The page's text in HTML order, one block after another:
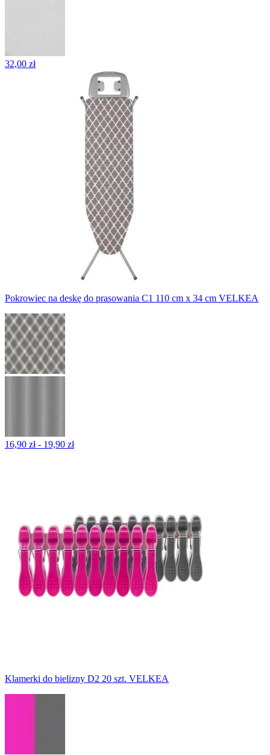
32,00 zł
Pokrowiec na deskę do prasowania C1 110 cm x 34 cm VELKEA
16,90 zł - 19,90 zł
Klamerki do bielizny D2 20 szt. VELKEA